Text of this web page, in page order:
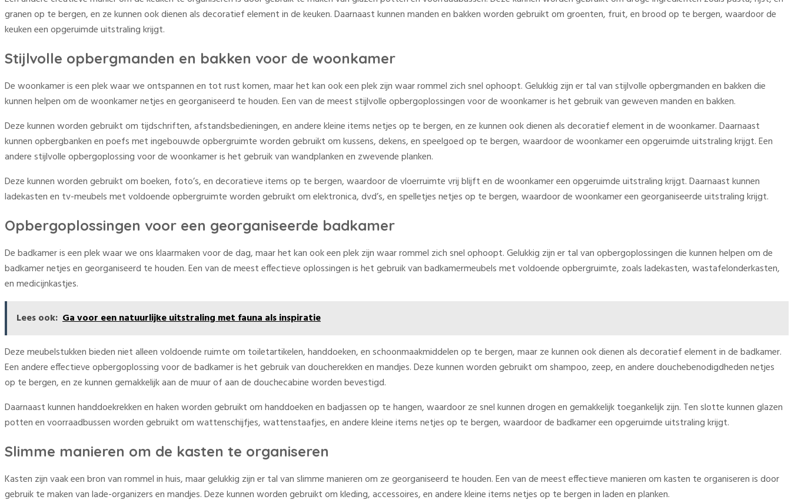
granen op te bergen, en ze kunnen ook dienen als decoratief element in de keuken. Daarnaast kunnen manden en bakken worden gebruikt om groenten, fruit, en brood op te bergen, waardoor de
keuken een opgeruimde uitstraling krijgt.
Stijlvolle opbergmanden en bakken voor de woonkamer
De woonkamer is een plek waar we ontspannen en tot rust komen, maar het kan ook een plek zijn waar rommel zich snel ophoopt. Gelukkig zijn er tal van stijlvolle opbergmanden en bakken die
kunnen helpen om de woonkamer netjes en georganiseerd te houden. Een van de meest stijlvolle opbergoplossingen voor de woonkamer is het gebruik van geweven manden en bakken.
Deze kunnen worden gebruikt om tijdschriften, afstandsbedieningen, en andere kleine items netjes op te bergen, en ze kunnen ook dienen als decoratief element in de woonkamer. Daarnaast
kunnen opbergbanken en poefs met ingebouwde opbergruimte worden gebruikt om kussens, dekens, en speelgoed op te bergen, waardoor de woonkamer een opgeruimde uitstraling krijgt. Een
andere stijlvolle opbergoplossing voor de woonkamer is het gebruik van wandplanken en zwevende planken.
Deze kunnen worden gebruikt om boeken, foto’s, en decoratieve items op te bergen, waardoor de vloerruimte vrij blijft en de woonkamer een opgeruimde uitstraling krijgt. Daarnaast kunnen
ladekasten en tv-meubels met voldoende opbergruimte worden gebruikt om elektronica, dvd’s, en spelletjes netjes op te bergen, waardoor de woonkamer een georganiseerde uitstraling krijgt.
Opbergoplossingen voor een georganiseerde badkamer
De badkamer is een plek waar we ons klaarmaken voor de dag, maar het kan ook een plek zijn waar rommel zich snel ophoopt. Gelukkig zijn er tal van opbergoplossingen die kunnen helpen om de
badkamer netjes en georganiseerd te houden. Een van de meest effectieve oplossingen is het gebruik van badkamermeubels met voldoende opbergruimte, zoals ladekasten, wastafelonderkasten,
en medicijnkastjes.
Lees ook: Ga voor een natuurlijke uitstraling met fauna als inspiratie
Deze meubelstukken bieden niet alleen voldoende ruimte om toiletartikelen, handdoeken, en schoonmaakmiddelen op te bergen, maar ze kunnen ook dienen als decoratief element in de badkamer.
Een andere effectieve opbergoplossing voor de badkamer is het gebruik van doucherekken en mandjes. Deze kunnen worden gebruikt om shampoo, zeep, en andere douchebenodigdheden netjes
op te bergen, en ze kunnen gemakkelijk aan de muur of aan de douchecabine worden bevestigd.
Daarnaast kunnen handdoekrekken en haken worden gebruikt om handdoeken en badjassen op te hangen, waardoor ze snel kunnen drogen en gemakkelijk toegankelijk zijn. Ten slotte kunnen glazen
potten en voorraadbussen worden gebruikt om wattenschijfjes, wattenstaafjes, en andere kleine items netjes op te bergen, waardoor de badkamer een opgeruimde uitstraling krijgt.
Slimme manieren om de kasten te organiseren
Kasten zijn vaak een bron van rommel in huis, maar gelukkig zijn er tal van slimme manieren om ze georganiseerd te houden. Een van de meest effectieve manieren om kasten te organiseren is door
gebruik te maken van lade-organizers en mandjes. Deze kunnen worden gebruikt om kleding, accessoires, en andere kleine items netjes op te bergen in laden en planken.